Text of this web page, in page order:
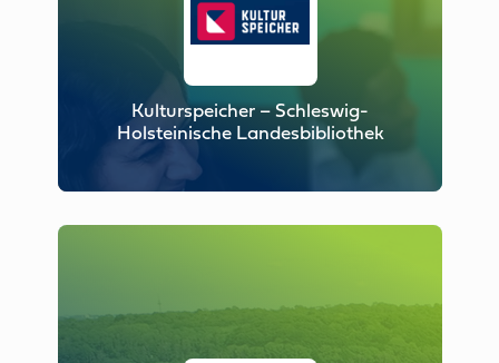
Kulturspeicher – Schleswig-
Holsteinische Landesbibliothek